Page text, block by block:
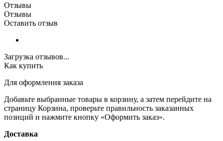
Отзывы
Отзывы
Оставить отзыв
Загрузка отзывов...
Как купить
Для оформления заказа
Добавьте выбранные товары в корзину, а затем перейдите на
страницу Корзина, проверьте правильность заказанных
позиций и нажмите кнопку «Оформить заказ».
Доставка